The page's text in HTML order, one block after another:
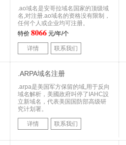
.ao域名是安哥拉域名国家的顶级域
名,对注册.ao域名的资格没有限制，
任何个人或企业均可注册。
特价 8066 元/年/个
详情 联系我们
.ARPA域名注册
.arpa是美国军方保留的域,用于反向
域名解析，美國政府叫停了IAHC設
立新域名，代表美国国防部高级研
究计划署。
详情 联系我们